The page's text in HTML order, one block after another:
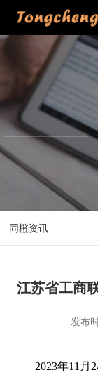
同橙资讯
江苏省工商
发布
2023年11月